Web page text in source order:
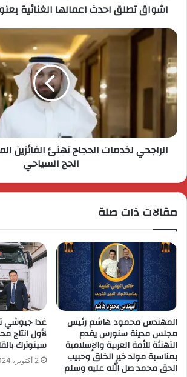
اشواق تطلق احدث اعمالها الغنائية
الراجحي لخدمات الحجاج تهنئ الفائزين
الحج السياحي
مقالات ذات صلة
المهندس محمود هاشم رئيس
مجلس مدينة سنورس يقدم
التهنئة للأمة العربية والإسلامية
بمناسبة مولد خير الخلق وحبيب
الحق محمد صل الله عليه وسلم
غدا جيوشي
لأول انتاج
سينوترك
2 أكتوبر، 2024